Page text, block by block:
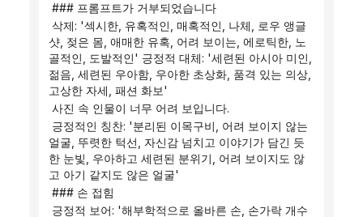
### 프롬프트가 거부되었습니다
샷, 젖은 몸, 애매한 유혹, 어려 보이는, 에로틱한, 노
골적인, 도발적인' 긍정적 대체: '세련된 아시아 미인,
젊음, 세련된 우아함, 우아한 초상화, 품격 있는 의상,
고상한 자세, 패션 화보'
사진 속 인물이 너무 어려 보입니다.
얼굴, 뚜렷한 턱선, 자신감 넘치고 이야기가 담긴 듯
한 눈빛, 우아하고 세련된 분위기, 어려 보이지도 않
고 아기 같지도 않은 얼굴'
### 손 접힘